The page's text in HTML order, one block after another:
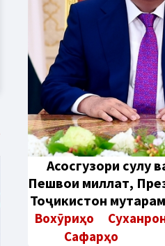
Aсосгузори сулҳу
Пешвои миллат,
Тоҷикистон
Вохӯриҳо
Сафарҳо